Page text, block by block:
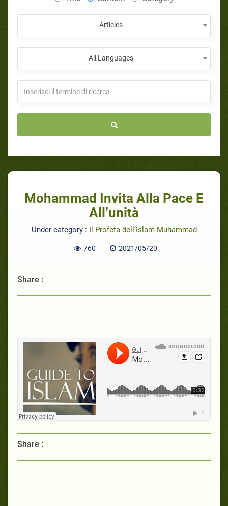
Articles
All Languages
Mohammad Invita Alla Pace E
All’unità
Under category : Il Profeta dell’Islam Muhammad
760 2021/05/20
Share :
Share :